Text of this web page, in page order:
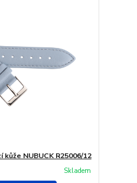
NUBUCK R25006/12
Skladem